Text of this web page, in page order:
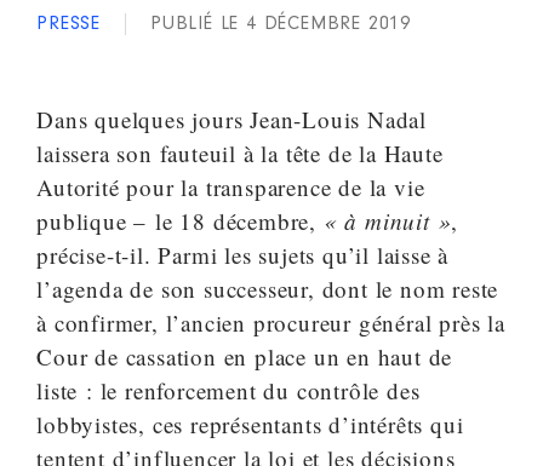
PRESSE PUBLIÉ LE 4 DÉCEMBRE 2019
Dans quelques jours Jean-Louis Nadal
laissera son fauteuil à la tête de la Haute
Autorité pour la transparence de la vie
publique – le 18 décembre, « à minuit »,
précise-t-il. Parmi les sujets qu’il laisse à
l’agenda de son successeur, dont le nom reste
à confirmer, l’ancien procureur général près la
Cour de cassation en place un en haut de
liste : le renforcement du contrôle des
lobbyistes, ces représentants d’intérêts qui
tentent d’influencer la loi et les décisions